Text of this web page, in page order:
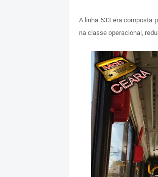
A linha 633 era composta
na classe operacional,